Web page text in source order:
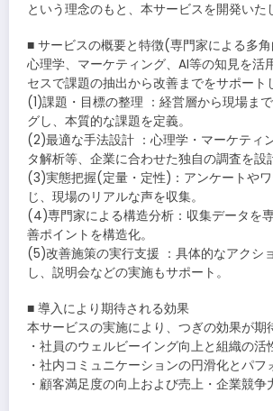
という理念のもと、本サービスを開発いた
■ サービスの概要と特徴(専門家による多
心理学、マーケティング、AI等の知見を活
セスで課題の抽出から改善までをサポート
(1)課題・目標の整理 ：経営層から現場ま
グし、本質的な課題を定義。
(2)最適な手法設計 ：心理学・マーケティ
タ解析等、企業に合わせた独自の調査を設
(3)実態把握(定量・定性)：アンケートや
じ、現場のリアルな声を収集。
(4)専門家による構造分析：収集データを
善ポイントを構造化。
(5)改善施策の実行支援 ：具体的なアクシ
し、説明会などの実施もサポート。
■ 導入により期待される効果
本サービスの実施により、つぎの効果が期
・社員のウェルビーイング向上と組織の活
・社内コミュニケーションの円滑化とパフ
・顧客満足度の向上および売上・企業競争